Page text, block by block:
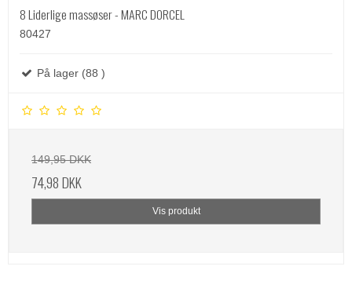
8 Liderlige massøser - MARC DORCEL
80427
På lager (88 )
149,95 DKK
74,98 DKK
Vis produkt